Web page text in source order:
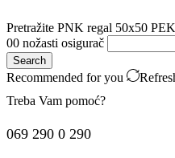
Pretražite PNK regal 50x50
00 nožasti osigurač
Search
Recommended for you
Treba Vam pomoć?
069 290 0 290